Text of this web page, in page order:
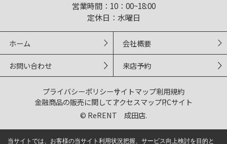
営業時間： 10：00~18:00
定休日： 水曜日
ホーム 会社概要
お問い合わせ 来店予約
プライバシーポリシーサイトマップ利用規約
金融商品の販売に関してアクセスマップPCサイト
© ReRENT 成田店.
当サイトでは、お客様の当サイト利用状況把握、サービス向上検討を目的と